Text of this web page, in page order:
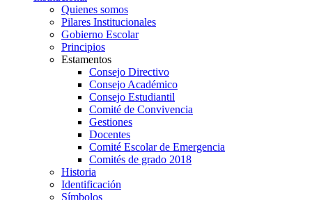
Quienes somos
Pilares Institucionales
Gobierno Escolar
Principios
Estamentos
Consejo Directivo
Consejo Académico
Consejo Estudiantil
Comité de Convivencia
Gestiones
Docentes
Comité Escolar de Emergencia
Comités de grado 2018
Historia
Identificación
Símbolos